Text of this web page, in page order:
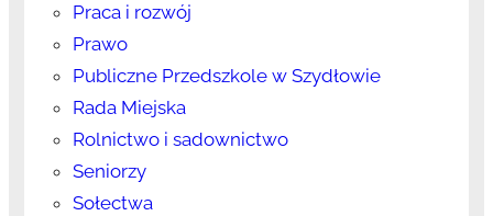
Praca i rozwój
Prawo
Publiczne Przedszkole w Szydłowie
Rada Miejska
Rolnictwo i sadownictwo
Seniorzy
Sołectwa